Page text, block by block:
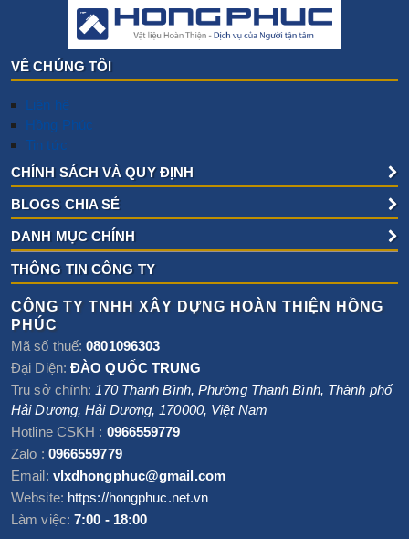
VỀ CHÚNG TÔI
Liên hệ
Hồng Phúc
Tin tức
CHÍNH SÁCH VÀ QUY ĐỊNH
BLOGS CHIA SẺ
DANH MỤC CHÍNH
THÔNG TIN CÔNG TY
CÔNG TY TNHH XÂY DỰNG HOÀN THIỆN HỒNG
PHÚC
Mã số thuế:0801096303
Đại Diện: ĐÀO QUỐC TRUNG
Trụ sở chính: 170 Thanh Bình, Phường Thanh Bình, Thành phố
Hải Dương,Hải Dương, 170000, Việt Nam
Hotline CSKH : 0966559779
Zalo : 0966559779
Email: vlxdhongphuc@gmail.com
Website: https://hongphuc.net.vn
Làm việc: 7:00 - 18:00